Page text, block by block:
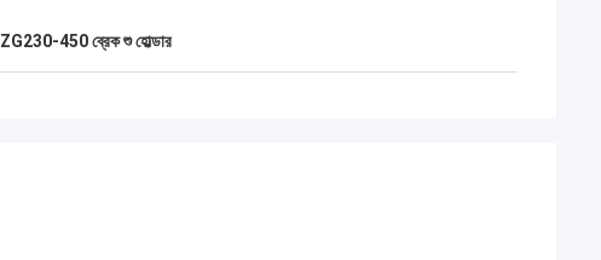
ZG230-450 ব্রেক শু হোল্ডার